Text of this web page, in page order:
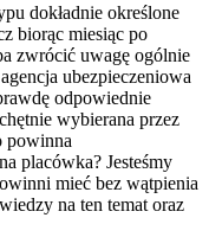
dokładnie określone
biorąc miesiąc po
zwrócić uwagę ogólnie
ubezpieczeniowa
odpowiednie
wybierana przez
powinna
placówka? Jesteśmy
mieć bez wątpienia
na ten temat oraz